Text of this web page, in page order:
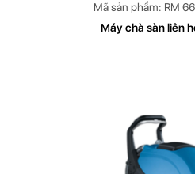
Mã sản phẩm: RM
Máy chà sàn liên